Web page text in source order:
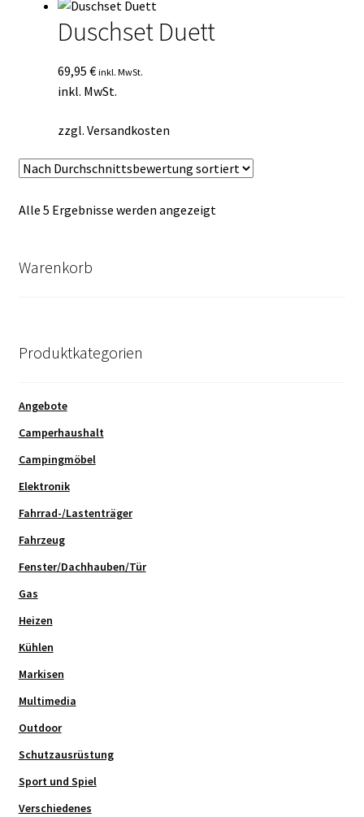
Duschset Duett
69,95 € inkl. MwSt.
inkl. MwSt.
zzgl. Versandkosten
Alle 5 Ergebnisse werden angezeigtNach
Warenkorb
Produktkategorien
Angebote
Camperhaushalt
Campingmöbel
Elektronik
Fahrrad-/Lastenträger
Fahrzeug
Fenster/Dachhauben/Tür
Gas
Heizen
Kühlen
Markisen
Multimedia
Outdoor
Schutzausrüstung
Sport und Spiel
Verschiedenes